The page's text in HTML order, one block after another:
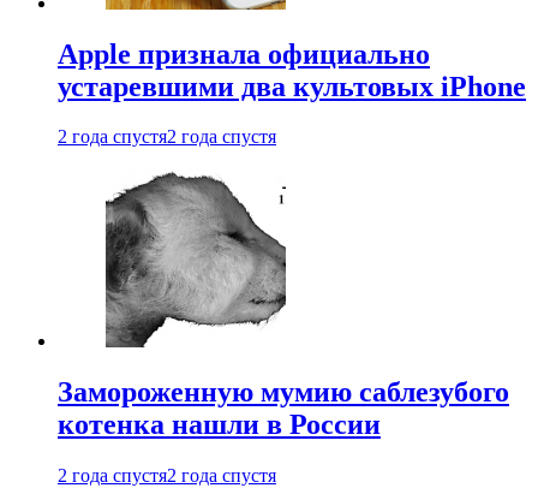
Apple признала официально
устаревшими два культовых iPhone
2 года спустя2 года спустя
Замороженную мумию саблезубого
котенка нашли в России
2 года спустя2 года спустя